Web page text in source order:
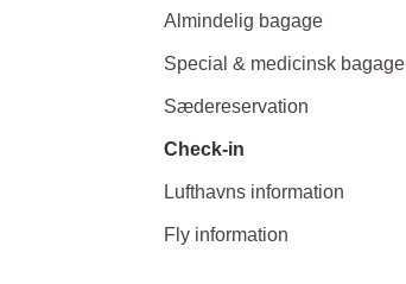
Almindelig bagage
Special & medicinsk bagage
Sædereservation
Check-in
Lufthavns information
Fly information